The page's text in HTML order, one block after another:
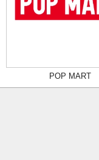
POP MART